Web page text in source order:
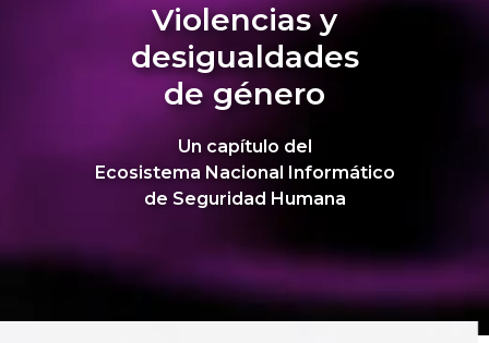
Violencias y
desigualdades
de género
Un capítulo del
Ecosistema Nacional Informático
de Seguridad Humana